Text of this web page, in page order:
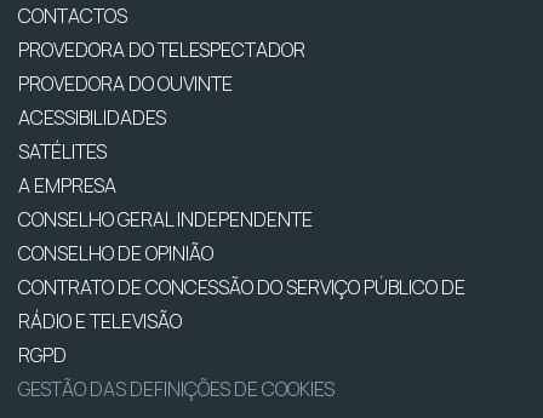
CONTACTOS
PROVEDORA DO TELESPECTADOR
PROVEDORA DO OUVINTE
ACESSIBILIDADES
SATÉLITES
A EMPRESA
CONSELHO GERAL INDEPENDENTE
CONSELHO DE OPINIÃO
CONTRATO DE CONCESSÃO DO SERVIÇO PÚBLICO DE
RÁDIO E TELEVISÃO
RGPD
GESTÃO DAS DEFINIÇÕES DE COOKIES